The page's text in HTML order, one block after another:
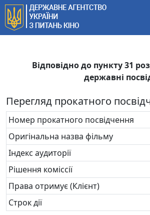
Відповідно до пункту 31
державні
Перегляд прокатного
Номер прокатного посвідчення
Оригінальна назва фільму
Індекс аудиторії
Рішення коміссії
Права отримує (Клієнт)
Строк дії